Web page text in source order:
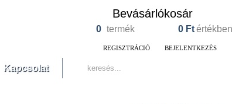
Bevásárlókosár
0 termék 0 Ftértékben
REGISZTRÁCIÓ BEJELENTKEZÉS
Kapcsolat